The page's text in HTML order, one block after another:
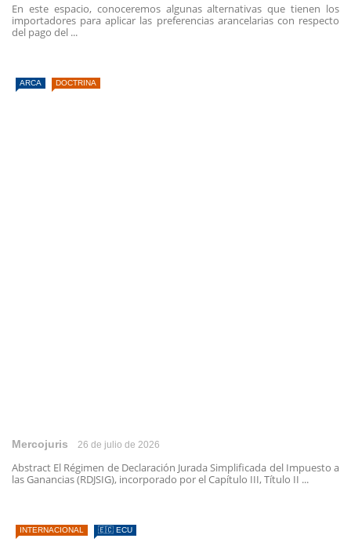
En este espacio, conoceremos algunas alternativas que tienen los
importadores para aplicar las preferencias arancelarias con respecto
del pago del ...
ARCA DOCTRINA
Mercojuris 26 de julio de 2026
Abstract El Régimen de Declaración Jurada Simplificada del Impuesto a
las Ganancias (RDJSIG), incorporado por el Capítulo III, Título II ...
INTERNACIONAL 🇪🇨 ECU